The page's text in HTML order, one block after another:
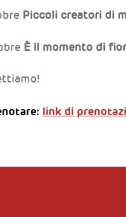
Piccoli creatori di
È il momento di
link di